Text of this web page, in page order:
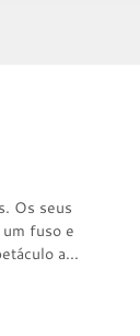
Os seus
fuso e
a...